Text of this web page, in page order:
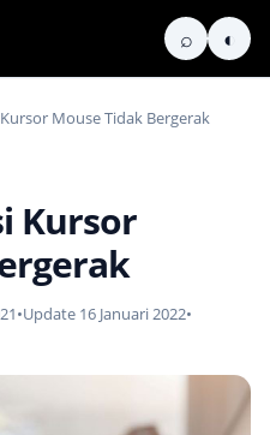
⌕ ◐
Mouse Tidak Bergerak
Kursor
•Update 16 Januari 2022•